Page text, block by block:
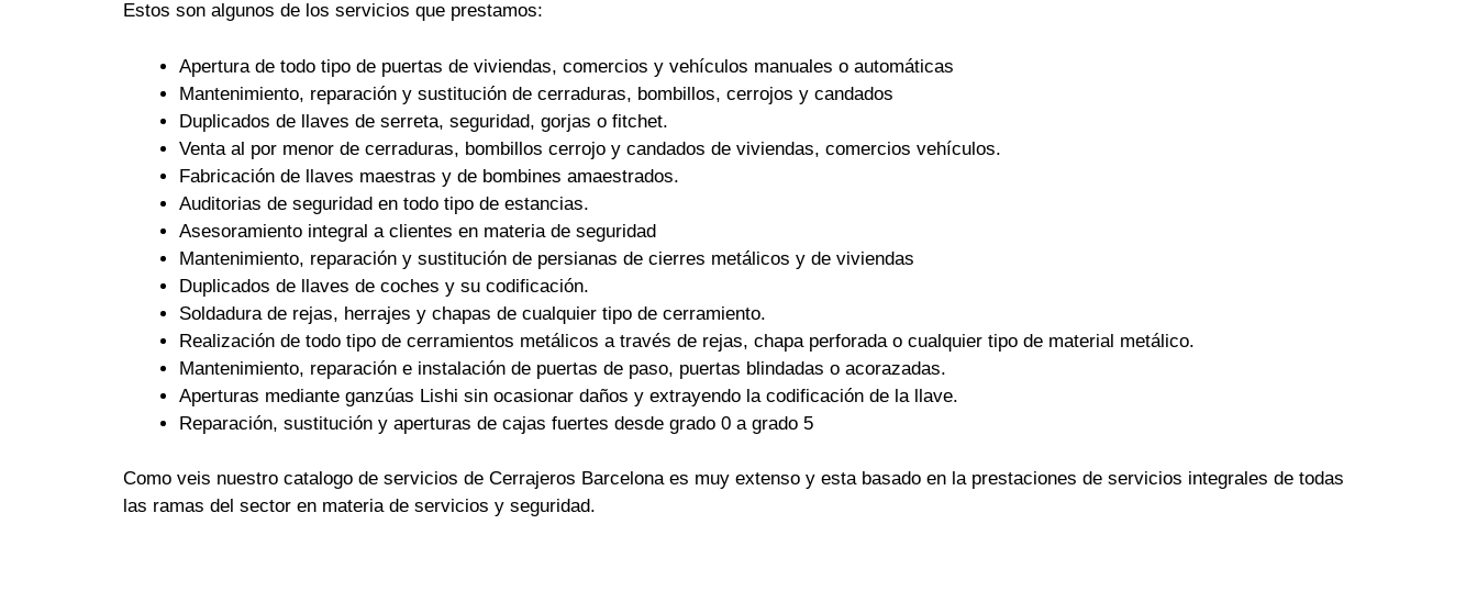
Estos son algunos de los servicios que prestamos:
Apertura de todo tipo de puertas de viviendas, comercios y vehículos manuales o automáticas
Mantenimiento, reparación y sustitución de cerraduras, bombillos, cerrojos y candados
Duplicados de llaves de serreta, seguridad, gorjas o fitchet.
Venta al por menor de cerraduras, bombillos cerrojo y candados de viviendas, comercios vehículos.
Fabricación de llaves maestras y de bombines amaestrados.
Auditorias de seguridad en todo tipo de estancias.
Asesoramiento integral a clientes en materia de seguridad
Mantenimiento, reparación y sustitución de persianas de cierres metálicos y de viviendas
Duplicados de llaves de coches y su codificación.
Soldadura de rejas, herrajes y chapas de cualquier tipo de cerramiento.
Realización de todo tipo de cerramientos metálicos a través de rejas, chapa perforada o cualquier tipo de material metálico.
Mantenimiento, reparación e instalación de puertas de paso, puertas blindadas o acorazadas.
Aperturas mediante ganzúas Lishi sin ocasionar daños y extrayendo la codificación de la llave.
Reparación, sustitución y aperturas de cajas fuertes desde grado 0 a grado 5
Como veis nuestro catalogo de servicios de Cerrajeros Barcelona es muy extenso y esta basado en la prestaciones de servicios integrales de todas
las ramas del sector en materia de servicios y seguridad.